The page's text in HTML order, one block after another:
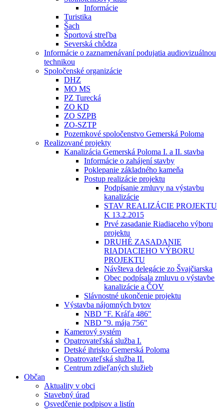
Informácie
Turistika
Šach
Športová streľba
Severská chôdza
Informácie o zaznamenávaní podujatia audiovizuálnou
technikou
Spoločenské organizácie
DHZ
MO MS
PZ Turecká
ZO KD
ZO SZPB
ZO-SZTP
Pozemkové spoločenstvo Gemerská Poloma
Realizované projekty
Kanalizácia Gemerská Poloma I. a II. stavba
Informácie o zahájení stavby
Poklepanie základného kameňa
Postup realizácie projektu
Podpísanie zmluvy na výstavbu
kanalizácie
STAV REALIZÁCIE PROJEKTU
K 13.2.2015
Prvé zasadanie Riadiaceho výboru
projektu
DRUHÉ ZASADANIE
RIADIACIEHO VÝBORU
PROJEKTU
Návšteva delegácie zo Švajčiarska
Obec podpísala zmluvu o výstavbe
kanalizácie a ČOV
Slávnostné ukončenie projektu
Výstavba nájomných bytov
NBD "F. Kráľa 486"
NBD "9. mája 756"
Kamerový systém
Opatrovateľská služba I.
Detské ihrisko Gemerská Poloma
Opatrovateľská služba II.
Centrum zdieľaných služieb
Občan
Aktuality v obci
Stavebný úrad
Osvedčenie podpisov a listín